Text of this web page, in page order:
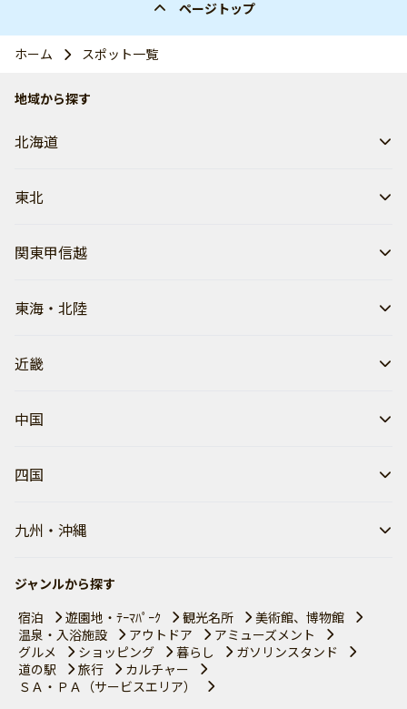
ページトップ
ホーム スポット一覧
地域から探す
北海道
東北
関東甲信越
東海・北陸
近畿
中国
四国
九州・沖縄
ジャンルから探す
宿泊
遊園地・ﾃｰﾏﾊﾟｰｸ 観光名所
美術館、博物館
温泉・入浴施設
アウトドア
アミューズメント
グルメ
ショッピング 暮らし
ガソリンスタンド
道の駅
旅行
カルチャー
ＳＡ・ＰＡ（サービスエリア）